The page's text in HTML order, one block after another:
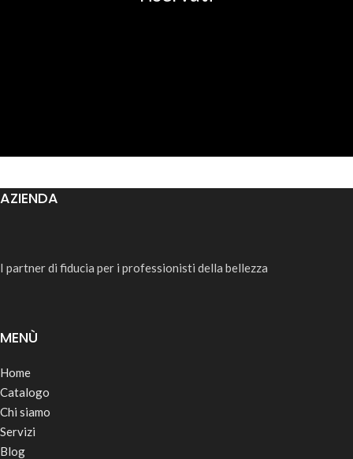
AZIENDA
I partner di fiducia per i professionisti della bellezza
MENÙ
Home
Catalogo
Chi siamo
Servizi
Blog